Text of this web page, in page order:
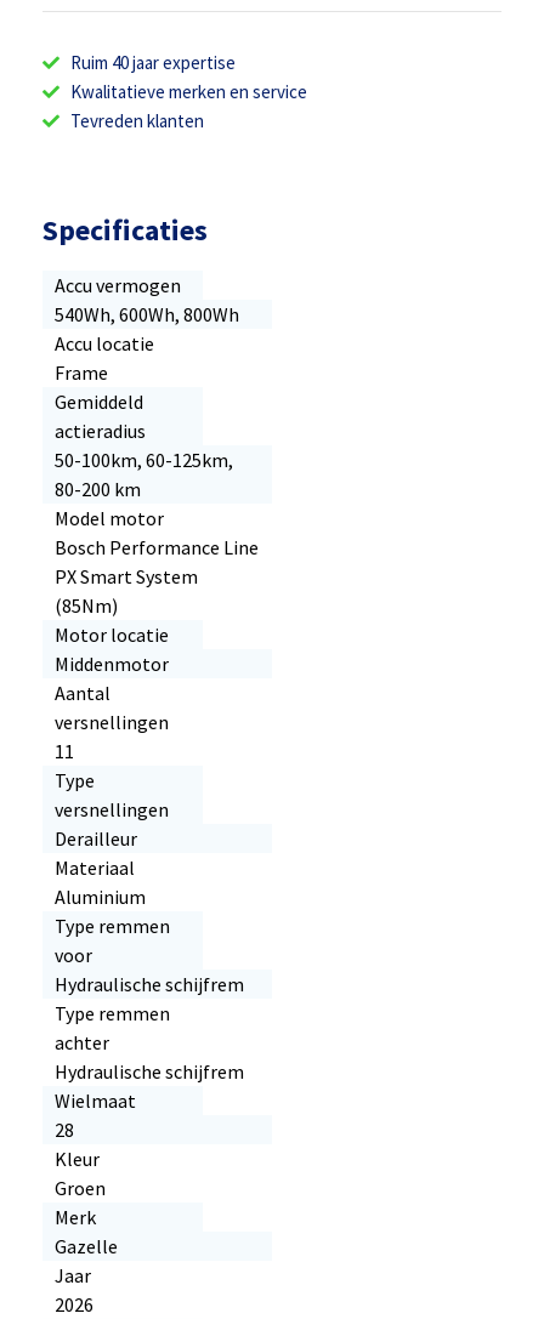
Ruim 40 jaar expertise
Kwalitatieve merken en service
Tevreden klanten
Specificaties
Accu vermogen
540Wh, 600Wh, 800Wh
Accu locatie
Frame
Gemiddeld
actieradius
50-100km, 60-125km,
80-200 km
Model motor
Bosch Performance Line
PX Smart System
(85Nm)
Motor locatie
Middenmotor
Aantal
versnellingen
11
Type
versnellingen
Derailleur
Materiaal
Aluminium
Type remmen
voor
Hydraulische schijfrem
Type remmen
achter
Hydraulische schijfrem
Wielmaat
28
Kleur
Groen
Merk
Gazelle
Jaar
2026